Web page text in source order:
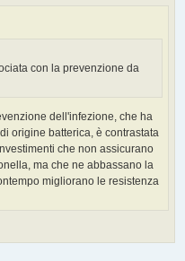
con la prevenzione da
dell'infezione, che ha
origine batterica, è contrastata
che non assicurano
ma che ne abbassano la
migliorano le resistenza